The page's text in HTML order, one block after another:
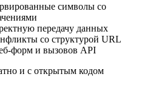
символы со
передачу данных
со структурой URL
форм и вызовов API
и с открытым кодом